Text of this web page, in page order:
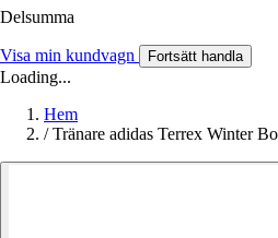
Delsumma
Visa min kundvagn Fortsätt handla
Loading...
Hem
/ Tränare adidas Terrex Winter